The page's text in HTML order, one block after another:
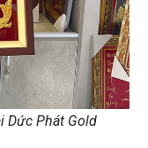
Dức Phát Gold